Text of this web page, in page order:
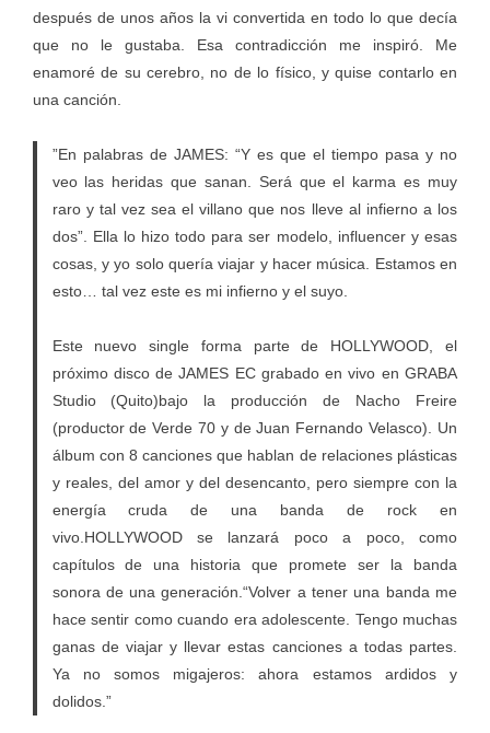
después de unos años la vi convertida en todo lo que decía
que no le gustaba. Esa contradicción me inspiró. Me
enamoré de su cerebro, no de lo físico, y quise contarlo en
una canción.
”En palabras de JAMES: “Y es que el tiempo pasa y no
veo las heridas que sanan. Será que el karma es muy
raro y tal vez sea el villano que nos lleve al infierno a los
dos”. Ella lo hizo todo para ser modelo, influencer y esas
cosas, y yo solo quería viajar y hacer música. Estamos en
esto… tal vez este es mi infierno y el suyo.
Este nuevo single forma parte de HOLLYWOOD, el
próximo disco de JAMES EC grabado en vivo en GRABA
Studio (Quito)bajo la producción de Nacho Freire
(productor de Verde 70 y de Juan Fernando Velasco). Un
álbum con 8 canciones que hablan de relaciones plásticas
y reales, del amor y del desencanto, pero siempre con la
energía cruda de una banda de rock en
vivo.HOLLYWOOD se lanzará poco a poco, como
capítulos de una historia que promete ser la banda
sonora de una generación.“Volver a tener una banda me
hace sentir como cuando era adolescente. Tengo muchas
ganas de viajar y llevar estas canciones a todas partes.
Ya no somos migajeros: ahora estamos ardidos y
dolidos.”